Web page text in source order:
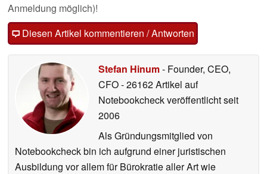
Anmeldung möglich)!
Diesen Artikel kommentieren / Antworten
Stefan Hinum- Founder, CEO,
CFO- 26162 Artikel auf
Notebookcheck veröffentlichtseit
2006
Als Gründungsmitglied von
Notebookcheck bin ich aufgrund einer juristischen
Ausbildung vor allem für Bürokratie aller Art wie